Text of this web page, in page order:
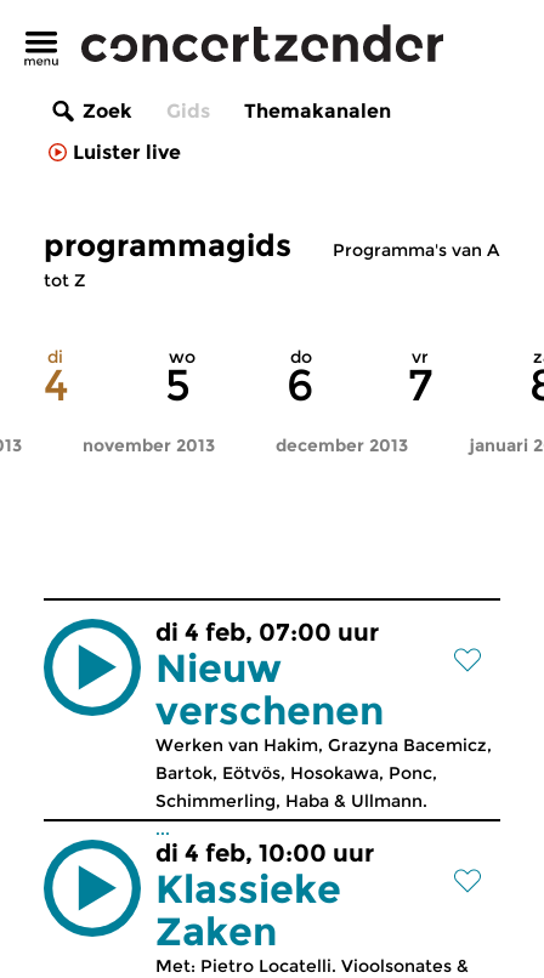
Zoek Gids
Themakanalen
Luister live
programmagids
Programma's van A
tot Z
di
4
wo
5
do
6
vr
7
november 2013 december 2013 januari
di 4 feb, 07:00 uur
Nieuw
verschenen
Werken van Hakim, Grazyna Bacemicz,
Bartok, Eötvös, Hosokawa, Ponc,
Schimmerling, Haba & Ullmann.
...
di 4 feb, 10:00 uur
Klassieke
Zaken
Met: Pietro Locatelli. Vioolsonates &